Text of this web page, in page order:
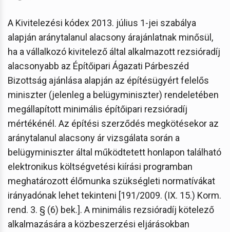
A Kivitelezési kódex 2013. július 1-jei szabálya
alapján aránytalanul alacsony árajánlatnak minősül,
ha a vállalkozó kivitelező által alkalmazott rezsióradíj
alacsonyabb az Építőipari Ágazati Párbeszéd
Bizottság ajánlása alapján az építésügyért felelős
miniszter (jelenleg a belügyminiszter) rendeletében
megállapított minimális építőipari rezsióradíj
mértékénél. Az építési szerződés megkötésekor az
aránytalanul alacsony ár vizsgálata során a
belügyminiszter által működtetett honlapon található
elektronikus költségvetési kiírási programban
meghatározott élőmunka szükségleti normatívákat
irányadónak lehet tekinteni [191/2009. (IX. 15.) Korm.
rend. 3. § (6) bek.]. A minimális rezsióradíj kötelező
alkalmazására a közbeszerzési eljárásokban